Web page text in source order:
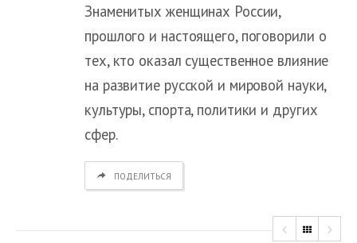
Знаменитых женщинах России,
прошлого и настоящего, поговорили о
тех, кто оказал существенное влияние
на развитие русской и мировой науки,
культуры, спорта, политики и других
сфер.
ПОДЕЛИТЬСЯ